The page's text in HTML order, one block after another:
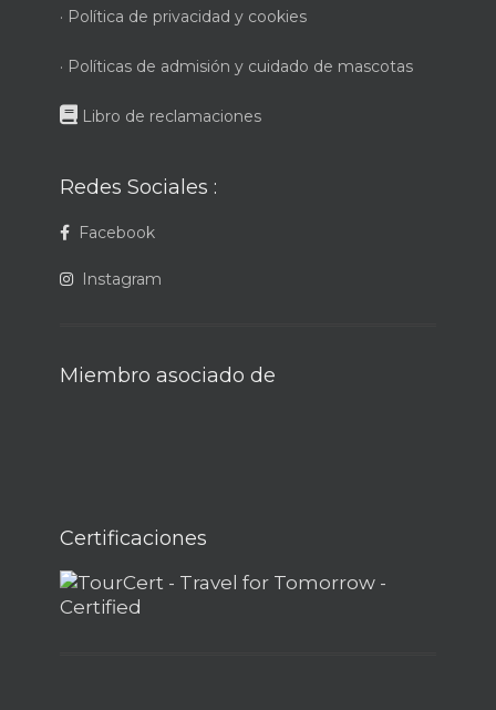
· Política de privacidad y cookies
· Políticas de admisión y cuidado de mascotas
Libro de reclamaciones
Redes Sociales :
Facebook
Instagram
Miembro asociado de
Certificaciones